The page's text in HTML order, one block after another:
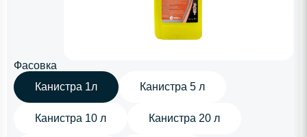
Фасовка
Канистра 1л
Канистра 5 л
Канистра 10 л Канистра 20 л